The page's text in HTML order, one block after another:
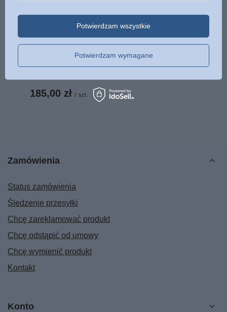
Przekład Toruński B5 -
Nowego Przymierza oraz
Księga Rodzaju Wyjścia
Kapłańska Księgi
Mądrościowe Księgi Pięciu
Megilot i Proroków Mniejszych
185,00 zł / szt.
Zakładka skórzana z napisem
- Powierz Panu swoją drogę....
16,90 zł / szt.
Zamówienia
Status zamówienia
Śledzenie przesyłki
Chcę zareklamować produkt
Chcę odstąpić od umowy
Chcę wymienić produkt
Kontakt
Konto
Potwierdzam wymagane
Potwierdzam wszystkie